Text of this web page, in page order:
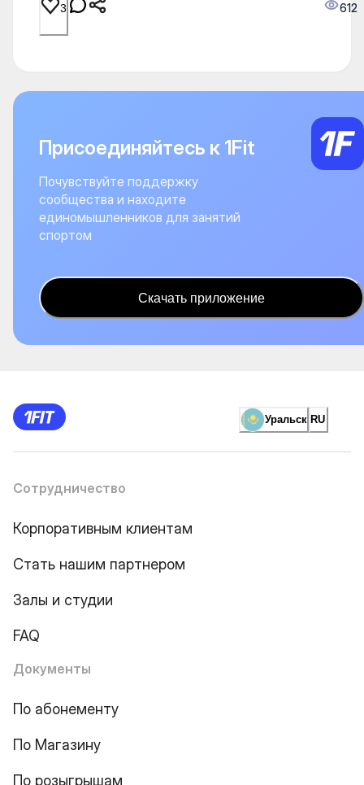
3 612
Присоединяйтесь к 1Fit
Почувствуйте поддержку
сообщества и находите
единомышленников для занятий
спортом
Скачать приложение
Уральск RU
Сотрудничество
Корпоративным клиентам
Стать нашим партнером
Залы и студии
FAQ
Документы
По абонементу
По Магазину
По розыгрышам